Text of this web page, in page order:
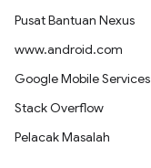
Pusat Bantuan Nexus
www.android.com
Google Mobile Services
Stack Overflow
Pelacak Masalah